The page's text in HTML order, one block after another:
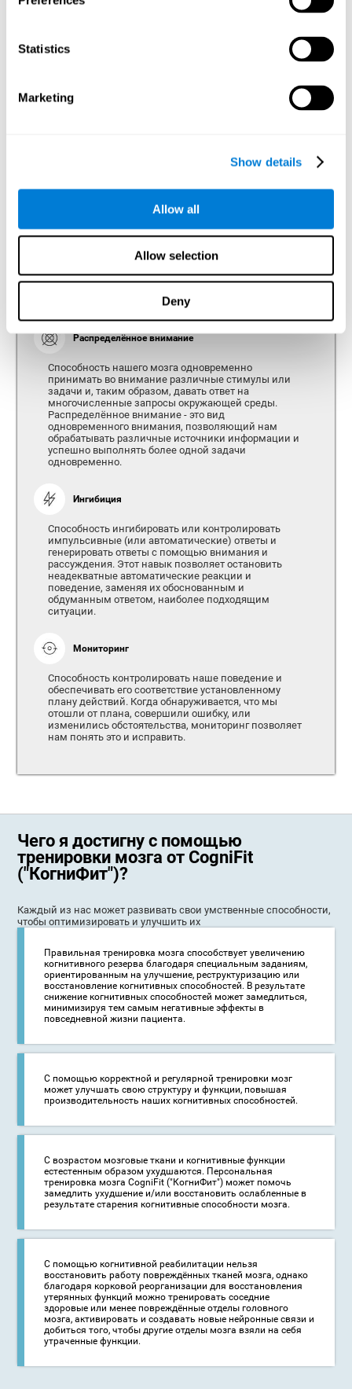
Statistics
Marketing
Show details
Allow all
Allow selection
Deny
внешних и внутренних стимулов. Хорошее внимание
процесс, в котором задействованы различные отделы
нашего мозга: от ствола головного мозга и теменной коры
контроле внимания. Эта когнитивная область позволяет
нам проявлять бдительность, воспринимать
интересующие нас стимулы среди других отвлекающих,
внимание на несколько происходящих одновременно
Способность нашего мозга удерживать фокус
продолжительности данной фиксации по времени.
обнаруживать важный стимул.
Распределённое внимание
Способность нашего мозга одновременно
принимать во внимание различные стимулы или
задачи и, таким образом, давать ответ на
многочисленные запросы окружающей среды.
Распределённое внимание - это вид
одновременного внимания, позволяющий нам
обрабатывать различные источники информации и
успешно выполнять более одной задачи
одновременно.
Ингибиция
Способность ингибировать или контролировать
импульсивные (или автоматические) ответы и
генерировать ответы с помощью внимания и
рассуждения. Этот навык позволяет остановить
неадекватные автоматические реакции и
поведение, заменяя их обоснованным и
обдуманным ответом, наиболее подходящим
ситуации.
Мониторинг
Способность контролировать наше поведение и
обеспечивать его соответствие установленному
плану действий. Когда обнаруживается, что мы
отошли от плана, совершили ошибку, или
изменились обстоятельства, мониторинг позволяет
нам понять это и исправить.
Чего я достигну с помощью
тренировки мозга от CogniFit
("КогниФит")?
Каждый из нас может развивать свои умственные способности,
чтобы оптимизировать и улучшить их
Правильная тренировка мозга способствует увеличению
когнитивного резерва благодаря специальным заданиям,
ориентированным на улучшение, реструктуризацию или
восстановление когнитивных способностей. В результате
снижение когнитивных способностей может замедлиться,
минимизируя тем самым негативные эффекты в
повседневной жизни пациента.
C помощью корректной и регулярной тренировки мозг
может улучшать свою структуру и функции, повышая
производительность наших когнитивных способностей.
С возрастом мозговые ткани и когнитивные функции
естестенным образом ухудшаются. Персональная
тренировка мозга CogniFit ("КогниФит") может помочь
замедлить ухудшение и/или восстановить ослабленные в
результате старения когнитивные способности мозга.
С помощью когнитивной реабилитации нельзя
восстановить работу повреждённых тканей мозга, однако
благодаря корковой реорганизации для восстановления
утерянных функций можно тренировать соседние
здоровые или менее повреждённые отделы головного
мозга, активировать и создавать новые нейронные связи и
добиться того, чтобы другие отделы мозга взяли на себя
утраченные функции.